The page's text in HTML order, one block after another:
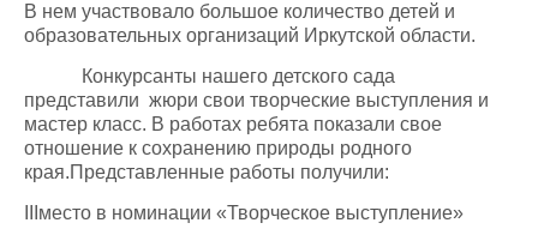
В нем участвовало большое количество детей и
образовательных организаций Иркутской области.
Конкурсанты нашего детского сада
представили жюри свои творческие выступления и
мастер класс. В работах ребята показали свое
отношение к сохранению природы родного
края.Представленные работы получили:
место в номинации «Творческое выступление»